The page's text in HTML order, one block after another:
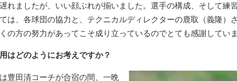
れましたが、いい顔ぶれが揃いました。選手の構成、そして練
は、各球団の協力と、テクニカルディレクターの鹿取（義隆）
の方の努力があってこそ成り立っているのでとても感謝していま
どのようにお考えですか？
豊田清コーチが合宿の間、一晩